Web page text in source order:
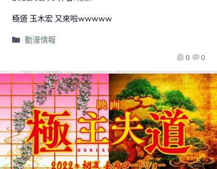
0 0
極道 玉木宏 又來啦wwwww
動漫情報